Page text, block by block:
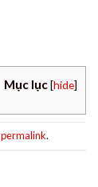
Mục lục[hide]
permalink.